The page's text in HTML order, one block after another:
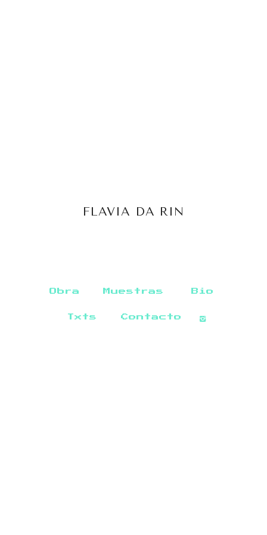
FLAVIA DA RIN
Obra Muestras Bio
Txts Contacto